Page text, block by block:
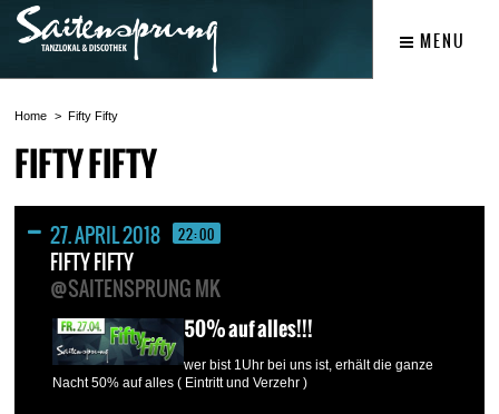
MENU
Home Fifty Fifty
FIFTY FIFTY
27. APRIL 2018 22:00
FIFTY FIFTY
@SAITENSPRUNG MK
50% auf alles!!!
wer bist 1Uhr bei uns ist, erhält die ganze
Nacht 50% auf alles ( Eintritt und Verzehr )